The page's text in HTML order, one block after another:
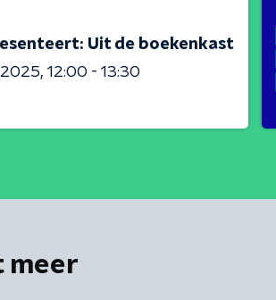
Uit de boekenkast
12:00 - 13:30
meer